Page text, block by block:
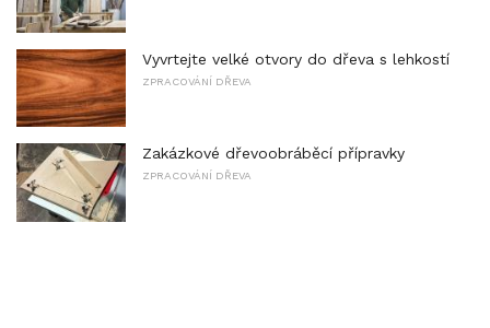
Vyvrtejte velké otvory do dřeva s lehkostí
ZPRACOVÁNÍ DŘEVA
Zakázkové dřevoobráběcí přípravky
ZPRACOVÁNÍ DŘEVA